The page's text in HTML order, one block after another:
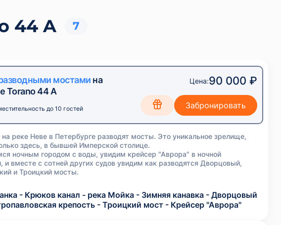
44 A 7
мостами на
Torano 44 A
до 10 гостей
Цена:90 000 ₽
реке Неве в Петербурге разводят мосты. Это уникальное зрелище,
здесь, в бывшей Имперской столице.
ночным городом с воды, увидим крейсер "Аврора" в ночной
и вместе с сотней других судов увидим как разводятся Дворцовый,
и Троицкий мосты.
- Крюков канал - река Мойка - Зимняя канавка - Дворцовый
крепость - Троицкий мост - Крейсер "Аврора"